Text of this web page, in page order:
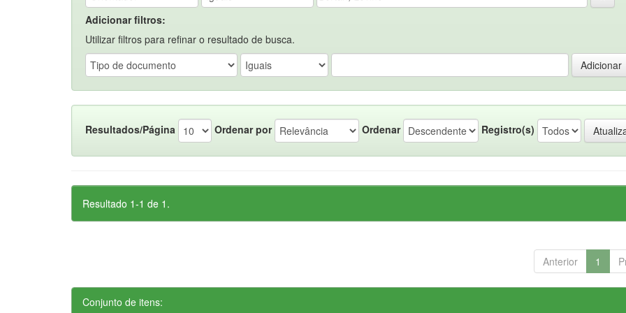
Adicionar filtros:
Utilizar filtros para refinar o resultado de busca.
Resultados/Página Ordenar por Ordenar Registro(s)
Resultado 1-1 de 1.
Anterior 1
Conjunto de itens: